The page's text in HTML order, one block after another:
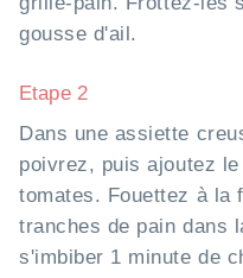
gousse d'ail.
Etape 2
Dans une assiette
poivrez, puis ajoutez
tomates. Fouettez à la
tranches de pain dans
s'imbiber 1 minute de